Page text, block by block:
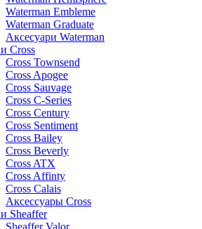
Waterman Embleme
Waterman Graduate
Аксесуари Waterman
Cross
Cross Townsend
Cross Apogee
Cross Sauvage
Cross C-Series
Cross Сentury
Cross Sentiment
Cross Bailey
Cross Beverly
Cross ATX
Cross Affinty
Cross Calais
Аксессуары Cross
Sheaffer
Sheaffer Valor